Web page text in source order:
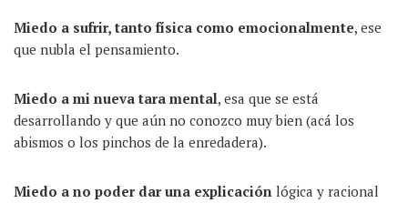
Miedo a sufrir, tanto física como emocionalmente, ese
que nubla el pensamiento.
Miedo a mi nueva tara mental, esa que se está
desarrollando y que aún no conozco muy bien (acá los
abismos o los pinchos de la enredadera).
Miedo a no poder dar una explicación lógica y racional